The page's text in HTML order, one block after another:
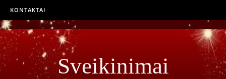
KONTAKTAI
Sveikinimai